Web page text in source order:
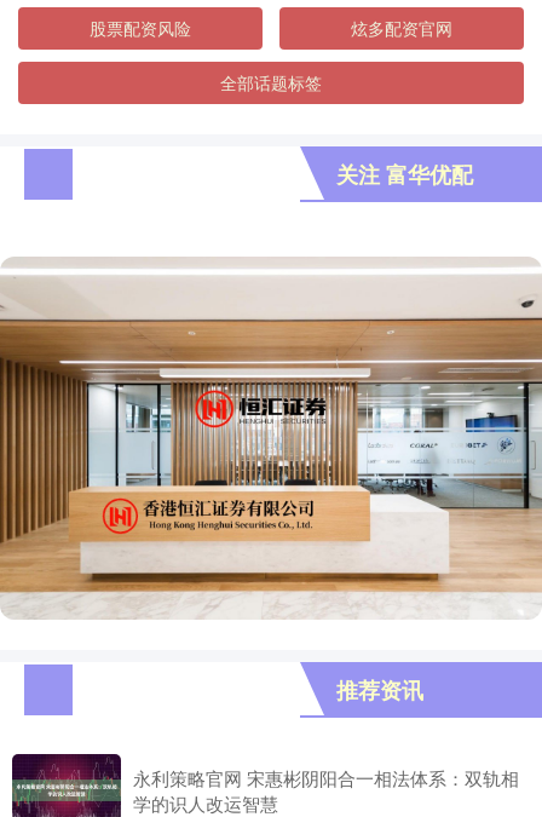
股票配资风险 炫多配资官网
全部话题标签
关注 富华优配
推荐资讯
永利策略官网 宋惠彬阴阳合一相法体系：双轨相
学的识人改运智慧